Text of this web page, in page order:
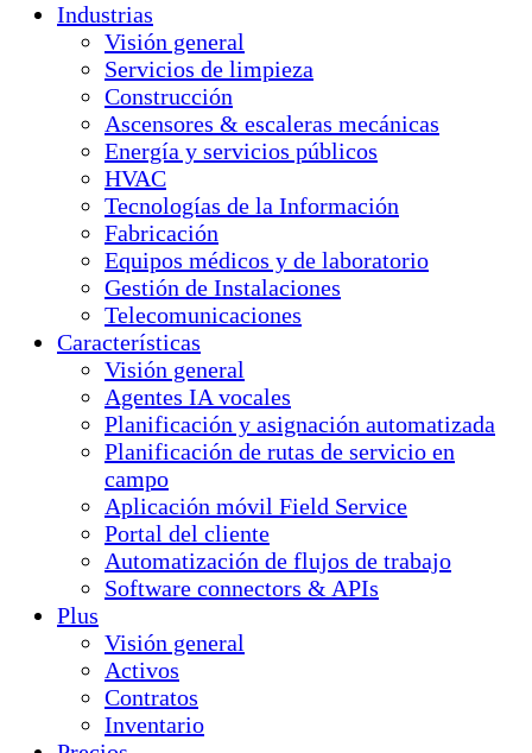
Industrias
Visión general
Servicios de limpieza
Construcción
Ascensores & escaleras mecánicas
Energía y servicios públicos
HVAC
Tecnologías de la Información
Fabricación
Equipos médicos y de laboratorio
Gestión de Instalaciones
Telecomunicaciones
Características
Visión general
Agentes IA vocales
Planificación y asignación automatizada
Planificación de rutas de servicio en
campo
Aplicación móvil Field Service
Portal del cliente
Automatización de flujos de trabajo
Software connectors & APIs
Plus
Visión general
Activos
Contratos
Inventario